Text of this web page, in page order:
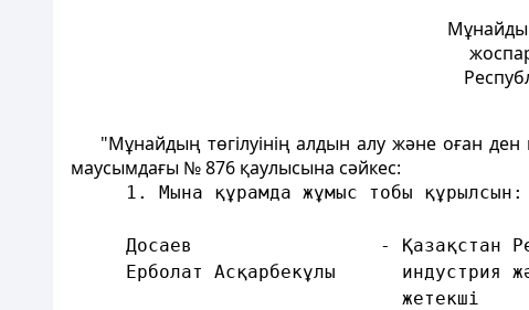
"Мұнайдың төгілуінің алдын алу және оған
маусымдағы № 876 қаулысына сәйкес:
1. Мына құрамда жұмыс тобы құрылсын:
Досаев                 - Қазақстан
Ерболат Асқарбекұлы      индустрия
жетекші